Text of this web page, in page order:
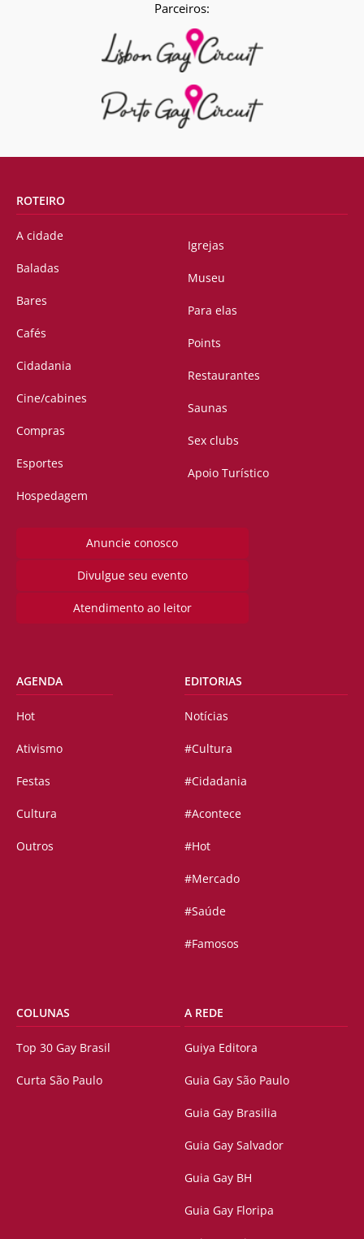
Parceiros:
ROTEIRO
A cidade
Baladas
Bares
Cafés
Cidadania
Cine/cabines
Compras
Esportes
Hospedagem
Igrejas
Museu
Para elas
Points
Restaurantes
Saunas
Sex clubs
Apoio Turístico
Anuncie conosco
Divulgue seu evento
Atendimento ao leitor
AGENDA
Hot
Ativismo
Festas
Cultura
Outros
EDITORIAS
Notícias
#Cultura
#Cidadania
#Acontece
#Hot
#Mercado
#Saúde
#Famosos
COLUNAS
Top 30 Gay Brasil
Curta São Paulo
A REDE
Guiya Editora
Guia Gay São Paulo
Guia Gay Brasilia
Guia Gay Salvador
Guia Gay BH
Guia Gay Floripa